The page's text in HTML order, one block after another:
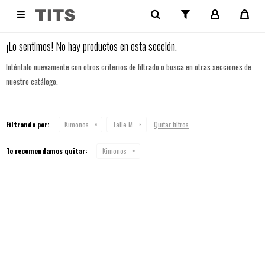
 NO SE HAN RECUPERADO PRODUCTOS
¡Lo sentimos! No hay productos en esta sección.
Inténtalo nuevamente con otros criterios de filtrado o busca en otras secciones de
nuestro catálogo.
Filtrando por: Kimonos Talle M Quitar filtros
Te recomendamos quitar: Kimonos